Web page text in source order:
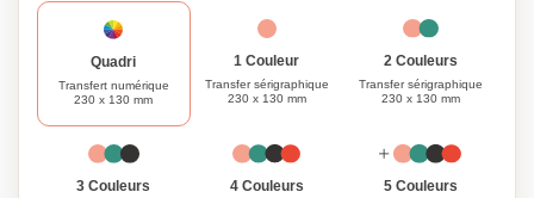
Quadri
Transfert numérique
230 x 130 mm
1 Couleur
Transfer sérigraphique
230 x 130 mm
2 Couleurs
Transfer sérigraphique
230 x 130 mm
3 Couleurs 4 Couleurs 5 Couleurs